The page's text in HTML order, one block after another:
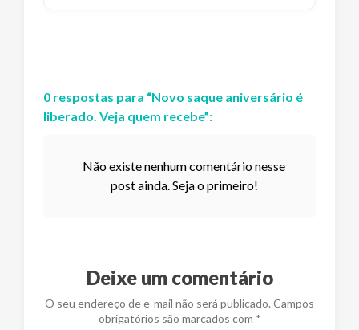
0 respostas para “Novo saque aniversário é
liberado. Veja quem recebe”:
Não existe nenhum comentário nesse
post ainda. Seja o primeiro!
Deixe um comentário
O seu endereço de e-mail não será publicado. Campos
obrigatórios são marcados com *